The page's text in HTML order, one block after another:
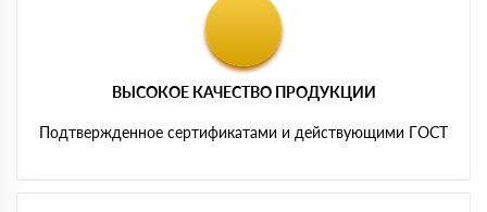
ВЫСОКОЕ КАЧЕСТВО ПРОДУКЦИИ
Подтвержденное сертификатами и действующими ГОСТ